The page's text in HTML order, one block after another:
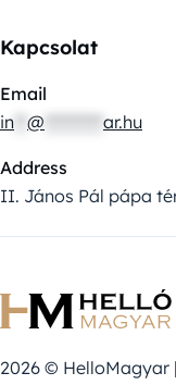
Kapcsolat
Email
in @ ar.hu
Address
II. János Pál pápa
2026 © HelloMagyar